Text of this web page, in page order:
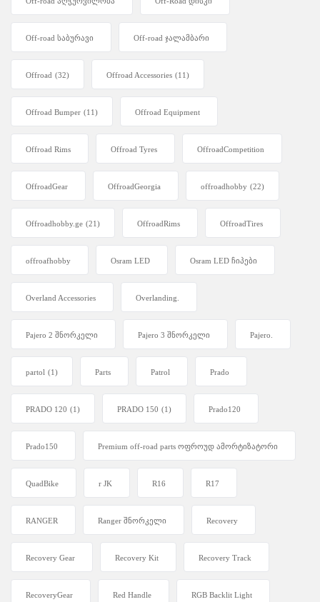
Off-road საბურავი Off-road ჯალამბარი
Offroad (32) Offroad Accessories (11)
Offroad Bumper (11) Offroad Equipment
Offroad Rims Offroad Tyres OffroadCompetition
OffroadGear OffroadGeorgia offroadhobby (22)
Offroadhobby.ge (21) OffroadRims OffroadTires
offroafhobby Osram LED Osram LED ჩიპები
Overland Accessories Overlanding.
Pajero 2 შნორკელი Pajero 3 შნორკელი Pajero.
partol (1) Parts Patrol Prado
PRADO 120 (1) PRADO 150 (1) Prado120
Prado150 Premium off-road parts ოფროუდ ამორტიზატორი
QuadBike r JK R16 R17
RANGER Ranger შნორკელი Recovery
Recovery Gear Recovery Kit Recovery Track
RecoveryGear Red Handle RGB Backlit Light